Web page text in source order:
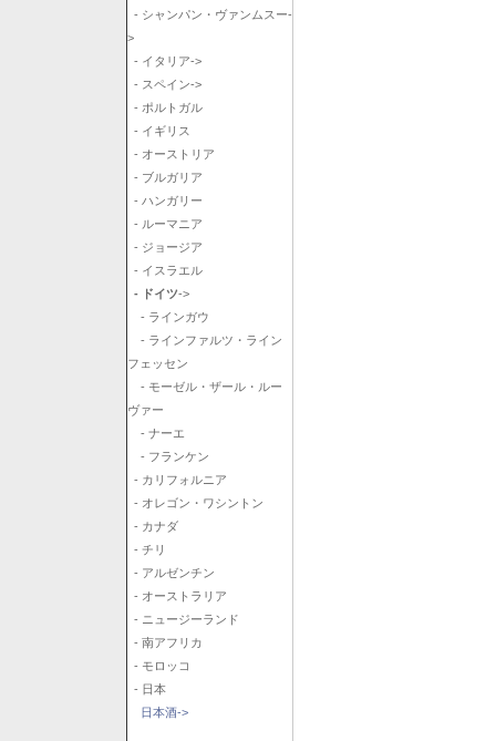
- シャンパン・ヴァンムスー-
>
- イタリア->
- スペイン->
- ポルトガル
- イギリス
- オーストリア
- ブルガリア
- ハンガリー
- ルーマニア
- ジョージア
- イスラエル
- ドイツ->
- ラインガウ
- ラインファルツ・ライン
フェッセン
- モーゼル・ザール・ルー
ヴァー
- ナーエ
- フランケン
- カリフォルニア
- オレゴン・ワシントン
- カナダ
- チリ
- アルゼンチン
- オーストラリア
- ニュージーランド
- 南アフリカ
- モロッコ
- 日本
日本酒->